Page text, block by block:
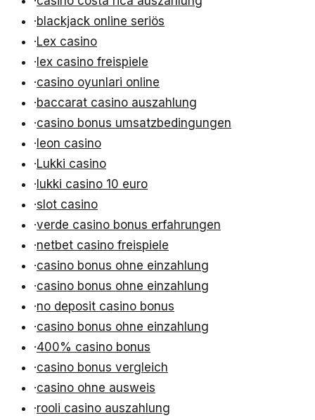
·blackjack online seriös
·Lex casino
·lex casino freispiele
·casino oyunlari online
·baccarat casino auszahlung
·casino bonus umsatzbedingungen
·leon casino
·Lukki casino
·lukki casino 10 euro
·slot casino
·verde casino bonus erfahrungen
·netbet casino freispiele
·casino bonus ohne einzahlung
·casino bonus ohne einzahlung
·no deposit casino bonus
·casino bonus ohne einzahlung
·400% casino bonus
·casino bonus vergleich
·casino ohne ausweis
·rooli casino auszahlung